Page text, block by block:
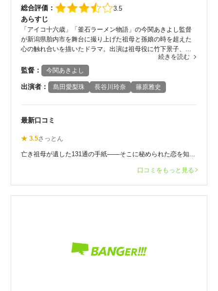
総合評価： 3.5
あらすじ
「アイコ十六歳」「釜石ラーメン物語」の今関あきよし監督
が新潟県胎内市を舞台に撮り上げた祖母と孫娘の時を超えた
心の触れ合いを描いたドラマ。出演は祖母役に竹下景子、...
続きを読む
監督： 今関あきよし
出演者： 島田愛梨珠 長谷川玲奈 篠原雅史
最新口コミ
★ 3.5さっとん
亡き祖母が遺した131通の手紙——そこに秘められた恋を知...
口コミをもっと見る